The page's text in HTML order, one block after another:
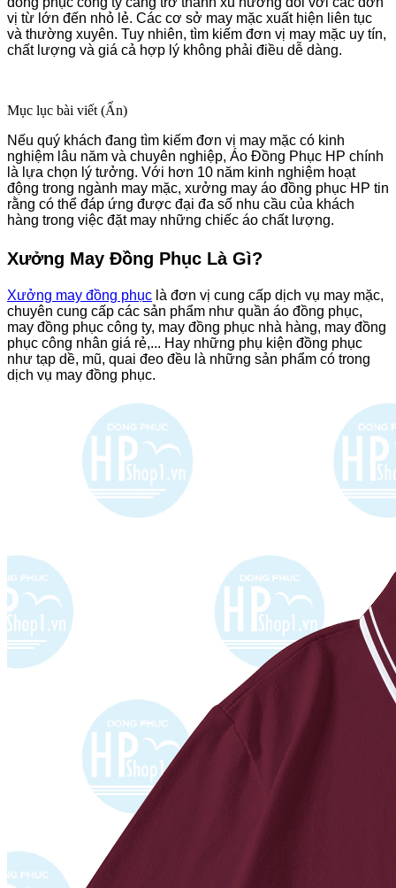
vị từ lớn đến nhỏ lẻ. Các cơ sở may mặc xuất hiện liên tục
và thường xuyên. Tuy nhiên, tìm kiếm đơn vị may mặc uy tín,
chất lượng và giá cả hợp lý không phải điều dễ dàng.
Mục lục bài viết (Ẩn)
Nếu quý khách đang tìm kiếm đơn vị may mặc có kinh
nghiệm lâu năm và chuyên nghiệp, Áo Đồng Phục HP chính
là lựa chọn lý tưởng. Với hơn 10 năm kinh nghiệm hoạt
động trong ngành may mặc, xưởng may áo đồng phục HP tin
rằng có thể đáp ứng được đại đa số nhu cầu của khách
hàng trong việc đặt may những chiếc áo chất lượng.
Xưởng May Đồng Phục Là Gì?
Xưởng may đồng phục là đơn vị cung cấp dịch vụ may mặc,
chuyên cung cấp các sản phẩm như quần áo đồng phục,
may đồng phục công ty, may đồng phục nhà hàng, may đồng
phục công nhân giá rẻ,... Hay những phụ kiện đồng phục
như tạp dề, mũ, quai đeo đều là những sản phẩm có trong
dịch vụ may đồng phục.